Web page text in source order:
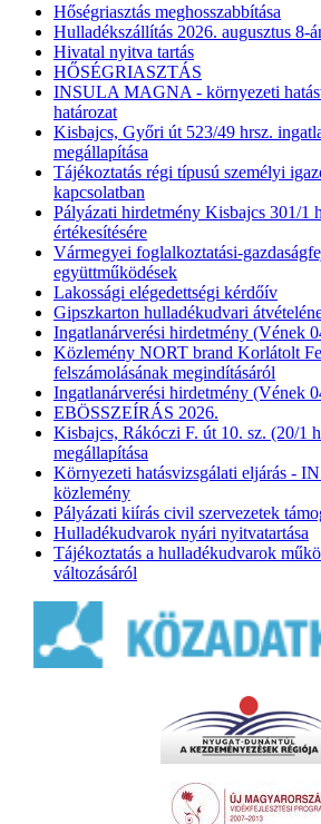
Hőségriasztás meghosszabbítása
Hulladékszállítás 2026. augusztus 8-
Hivatal nyitva tartás
HŐSÉGRIASZTÁS
INSULA MAGNA - környezeti
határozat
Kisbajcs, Győri út 523/49 hrsz.
megállapítása
Tájékoztatás régi típusú személyi
kapcsolatban
Pályázati hirdetmény Kisbajcs 301/1
értékesítésére
Vármegyei foglalkoztatási-
együttműködések
Lakossági elégedettségi kérdőív
Gipszkarton hulladékudvari
Ingatlanárverési hirdetmény (Vének
Közlemény NORT brand Korlátolt
felszámolásának megindításáról
Ingatlanárverési hirdetmény (Vének
EBÖSSZEÍRÁS 2026.
Kisbajcs, Rákóczi F. út 10. sz. (20/1
megállapítása
Környezeti hatásvizsgálati eljárás -
közlemény
Pályázati kiírás civil szervezetek
Hulladékudvarok nyári nyitvatartása
Tájékoztatás a hulladékudvarok
változásáról